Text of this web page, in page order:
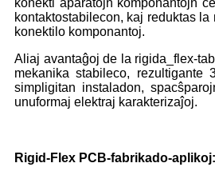
konekti aparatojn komponantojn
kontaktostabilecon, kaj reduktas
konektilo komponantoj.
Aliaj avantaĝoj de la rigida_flex-
mekanika stabileco, rezultigante
simpligitan instaladon,
unuformaj elektraj karakterizaĵoj.
Rigid-Flex PCB-fabrikado-aplikoj: